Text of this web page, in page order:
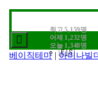
🇺🇸
🇪🇸
최고5,159명
어제 1,232명
오늘 1,348명
3. 작가인터뷰
베이직테마
아미나빌